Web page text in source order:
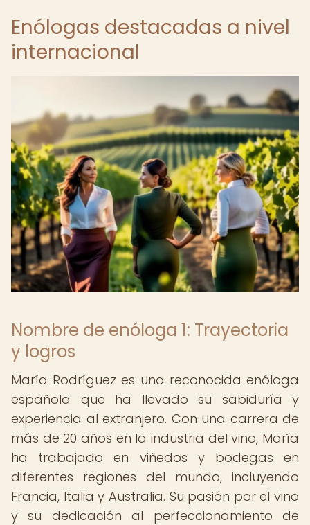
Enólogas destacadas a nivel
internacional
Nombre de enóloga 1: Trayectoria
y logros
María Rodríguez es una reconocida enóloga
española que ha llevado su sabiduría y
experiencia al extranjero. Con una carrera de
más de 20 años en la industria del vino, María
ha trabajado en viñedos y bodegas en
diferentes regiones del mundo, incluyendo
Francia, Italia y Australia. Su pasión por el vino
y su dedicación al perfeccionamiento de